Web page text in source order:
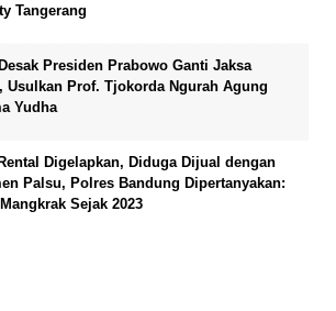
Tangerang
Presiden Prabowo Ganti Jaksa
Usulkan Prof. Tjokorda Ngurah Agung
Yudha
Digelapkan, Diduga Dijual dengan
Palsu, Polres Bandung Dipertanyakan:
Sejak 2023